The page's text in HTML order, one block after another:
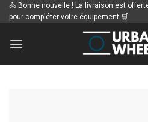
Passer
au
🚴 Bonne nouvelle ! La livraison est
pour compléter votre équipement 🛒